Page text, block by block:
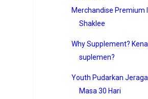
Merchandise Premium
Shaklee
Why Supplement?
suplemen?
Youth Pudarkan
Masa 30 Hari